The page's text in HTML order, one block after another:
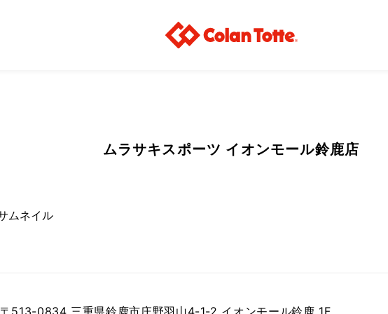
ムラサキスポーツ イオンモール鈴鹿店
〒513-0834 三重県鈴鹿市庄野羽山4-1-2 イオンモール鈴鹿 1F